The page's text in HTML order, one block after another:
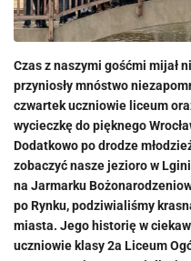
Czas z naszymi gośćmi mijał
przyniosły mnóstwo
czwartek uczniowie liceum
wycieczkę do pięknego
Dodatkowo po drodze
zobaczyć nasze jezioro w
na Jarmarku
po Rynku, podziwialiśmy
miasta. Jego historię w
uczniowie klasy 2a Liceum